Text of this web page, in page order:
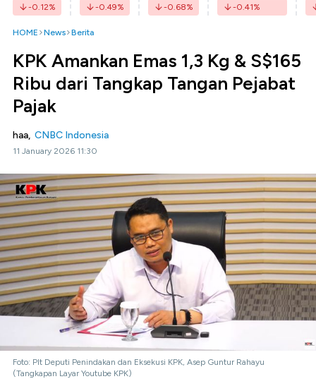
-0.12% -0.49% -0.68% -0.41%
HOME News Berita
KPK Amankan Emas 1,3 Kg & S$165
Ribu dari Tangkap Tangan Pejabat
Pajak
haa, CNBC Indonesia
11 January 2026 11:30
Foto: Plt Deputi Penindakan dan Eksekusi KPK, Asep Guntur Rahayu
(Tangkapan Layar Youtube KPK)